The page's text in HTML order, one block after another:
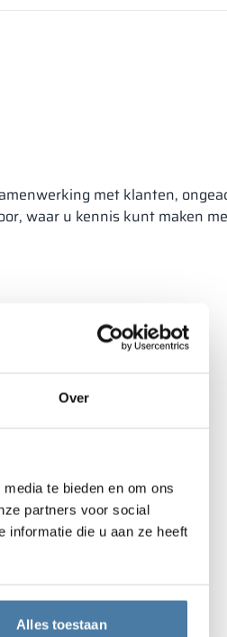
Over
te bieden en om ons
partners voor social
informatie die u aan ze heeft
Alles toestaan
met klanten,
waar u kennis kunt maken